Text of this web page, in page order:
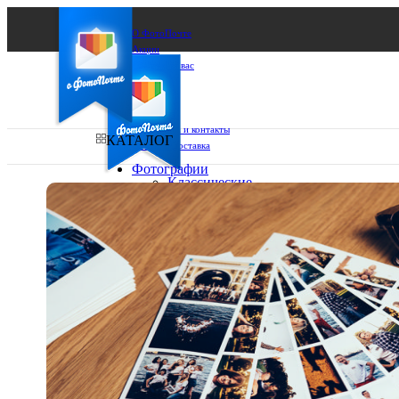
О ФотоПочте
Акции
Сделаем за вас
Бизнесу
FAQ
Франшиза
Поддержка и контакты
Оплата и доставка
Ваш город:
Ваш регион доставки
Выберите из списка:
КАТАЛОГ
Фотографии
Классические
фото
10х10
10х15
13х18
15х15
15х20
20х20
20х30
30х30
30х40
А4
Фото
в